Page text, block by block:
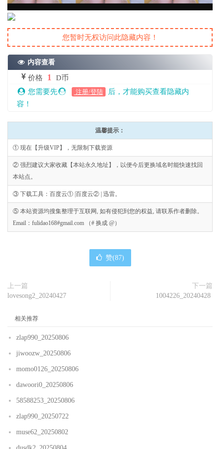
您暂时无权访问此隐藏内容！
内容查看
价格 1
D币
您需要先
注册/登陆
后，才能购买查看隐藏内
容！
温馨提示：
① 现在【升级VIP】，无限制下载资源
② 强烈建议大家收藏【本站永久地址】，以便今后更换域名时能快速找回
本站点。
③ 下载工具：百度云① |百度云② | 迅雷。
⑤ 本站资源均搜集整理于互联网, 如有侵犯到您的权益, 请联系作者删除。
Email：fulidao168#gmail.com （# 换成 @）
赞(87)
上一篇
lovesong2_20240427
下一篇
1004226_20240428
相关推荐
zlap990_20250806
jiwoozw_20250806
momo0126_20250806
dawoori0_20250806
58588253_20250806
zlap990_20250722
muse62_20250802